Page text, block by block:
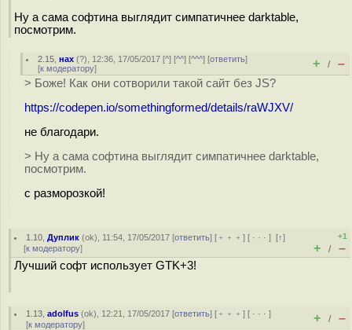
Ну а сама софтина выглядит симпатичнее darktable,
посмотрим.
2.15 ,нах (?), 12:36, 17/05/2017 [^] [^^] [^^^] [ответить]
[к модератору] + / –
> Боже! Как они сотворили такой сайт без JS?
https://codepen.io/somethingformed/details/raWJXV/
не благодари.
> Ну а сама софтина выглядит симпатичнее darktable,
посмотрим.
с разморозкой!
1.10 ,Дуплик (ok), 11:54, 17/05/2017 [ответить] [ ﹢﹢﹢] [ · · ·][↑]
[к модератору]
+1
+ / –
Лучший софт использует GTK+3!
1.13 ,adolfus (ok), 12:21, 17/05/2017 [ответить] [ ﹢﹢﹢] [ · · ·]
[к модератору] + / –